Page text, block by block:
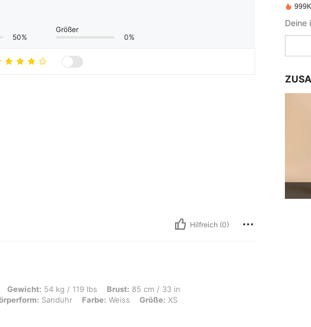
50%
Größer
0%
Hilfreich (0)
kg / 119 lbs, Brust: 85 cm / 33 in, Taille: 62 cm / 24 in, Hüften: 91 cm / 36 in, Körperform:
Gewicht: 54 kg / 119 lbs Brust: 85 cm / 33 in
Sanduhr Farbe: Weiss Größe: XS
Deine